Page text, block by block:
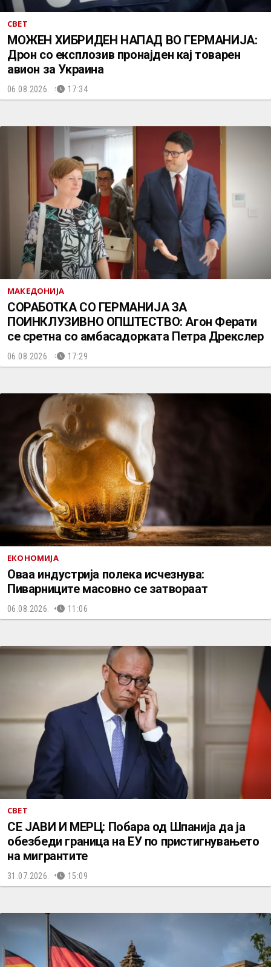
СВЕТ
МОЖЕН ХИБРИДЕН НАПАД ВО ГЕРМАНИЈА:
Дрон со експлозив пронајден кај товарен
авион за Украина
06.08.2026. 17:34
МАКЕДОНИЈА
СОРАБОТКА СО ГЕРМАНИЈА ЗА
ПОИНКЛУЗИВНО ОПШТЕСТВО: Агон Ферати
се сретна со амбасадорката Петра Дрекслер
06.08.2026. 17:29
ЕКОНОМИЈА
Оваа индустрија полека исчезнува:
Пиварниците масовно се затвораат
06.08.2026. 11:06
СВЕТ
СЕ ЈАВИ И МЕРЦ: Побара од Шпанија да ја
обезбеди граница на ЕУ по пристигнувањето
на мигрантите
31.07.2026. 15:09